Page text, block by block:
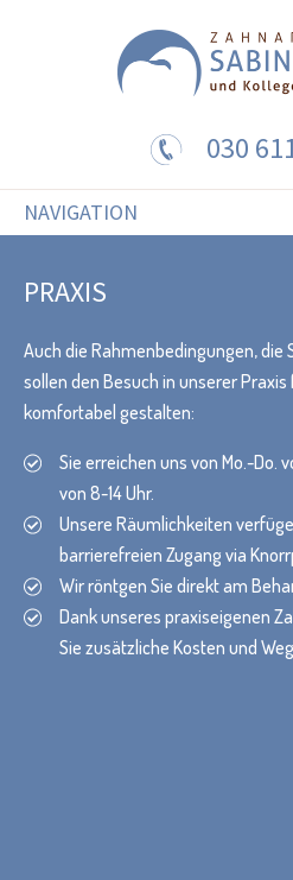
030
NAVIGATION
PRAXIS
Auch die Rahmenbedingungen, die
sollen den Besuch in unserer
komfortabel gestalten:
Sie erreichen uns von Mo.-Do.
von 8-14 Uhr.
Unsere Räumlichkeiten
barrierefreien Zugang via
Wir röntgen Sie direkt am
Dank unseres praxiseigenen
Sie zusätzliche Kosten und